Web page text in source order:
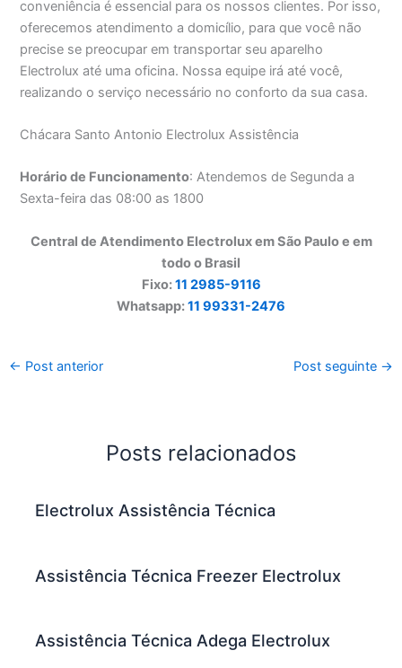
conveniência é essencial para os nossos clientes. Por isso,
oferecemos atendimento a domicílio, para que você não
precise se preocupar em transportar seu aparelho
Electrolux até uma oficina. Nossa equipe irá até você,
realizando o serviço necessário no conforto da sua casa.
Chácara Santo Antonio Electrolux Assistência
Horário de Funcionamento: Atendemos de Segunda a
Sexta-feira das 08:00 as 1800
Central de Atendimento Electrolux em São Paulo e em
todo o Brasil
Fixo:11 2985-9116
Whatsapp:11 99331-2476
← Post anterior Post seguinte →
Posts relacionados
Electrolux Assistência Técnica
Assistência Técnica Freezer Electrolux
Assistência Técnica Adega Electrolux